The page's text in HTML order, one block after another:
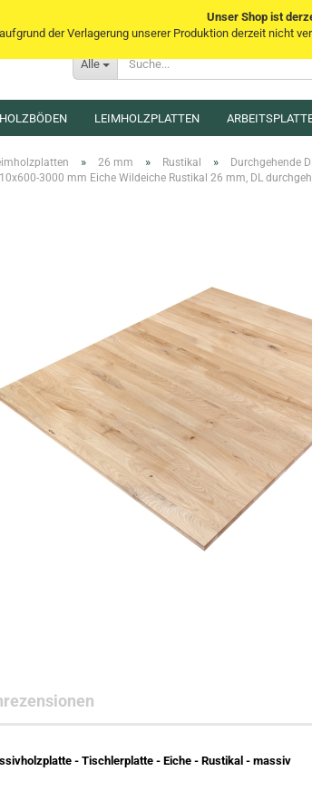
Alle
Unser Shop ist
der Verlagerung unserer Produktion derzeit nicht
HOLZBÖDEN LEIMHOLZPLATTEN
» 26 mm » Rustikal » Durchgehende
3000 mm Eiche Wildeiche Rustikal 26 mm, DL
- Tischlerplatte - Eiche - Rustikal - massiv